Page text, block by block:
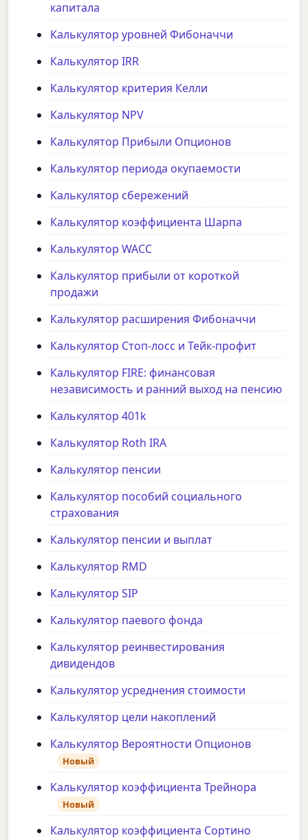
капитала
Калькулятор уровней Фибоначчи
Калькулятор IRR
Калькулятор критерия Келли
Калькулятор NPV
Калькулятор Прибыли Опционов
Калькулятор периода окупаемости
Калькулятор сбережений
Калькулятор коэффициента Шарпа
Калькулятор WACC
Калькулятор прибыли от короткой
продажи
Калькулятор расширения Фибоначчи
Калькулятор Стоп-лосс и Тейк-профит
Калькулятор FIRE: финансовая
независимость и ранний выход на пенсию
Калькулятор 401k
Калькулятор Roth IRA
Калькулятор пенсии
Калькулятор пособий социального
страхования
Калькулятор пенсии и выплат
Калькулятор RMD
Калькулятор SIP
Калькулятор паевого фонда
Калькулятор реинвестирования
дивидендов
Калькулятор усреднения стоимости
Калькулятор цели накоплений
Калькулятор Вероятности Опционов
Новый
Калькулятор коэффициента Трейнора
Новый
Калькулятор коэффициента Сортино